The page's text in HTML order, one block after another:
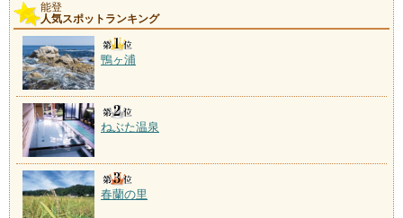
能登
人気スポットランキング
鴨ヶ浦
ねぶた温泉
春蘭の里